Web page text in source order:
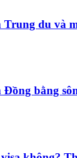
Trung du và
Đồng bằng